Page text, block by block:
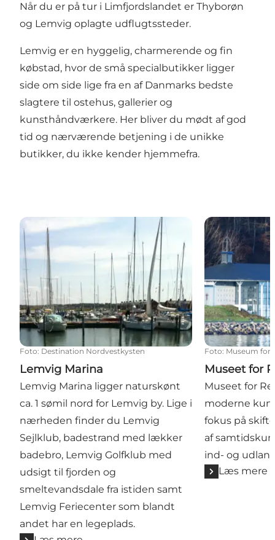
Når du er på tur i Limfjordslandet er Thyborøn
og Lemvig oplagte udflugtssteder.
Lemvig er en hyggelig, charmerende og fin
købstad, hvor de små specialbutikker ligger
side om side lige fra en af Danmarks bedste
slagtere til ostehus, gallerier og
kunsthåndværkere. Her bliver du mødt af god
tid og nærværende betjening i de unikke
butikker, du ikke kender hjemmefra.
Lemvig Marina
Foto: Destination Nordvestkysten
Lemvig Marina
Lemvig Marina ligger naturskønt
ca. 1 sømil nord for Lemvig by. Lige i
nærheden finder du Lemvig
Sejlklub, badestrand med lækker
badebro, Lemvig Golfklub med
udsigt til fjorden og
smeltevandsdale fra istiden samt
Lemvig Feriecenter som blandt
andet har en legeplads.
Museet for
Foto: Museum for
Museet for
Museet for
moderne
fokus på
af
ind- og
Læs mere